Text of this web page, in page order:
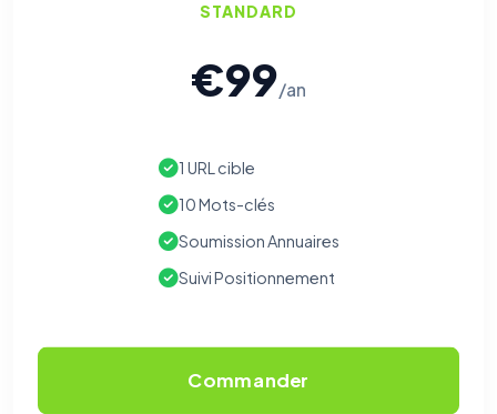
STANDARD
€99/an
1 URL cible
10 Mots-clés
Soumission Annuaires
Suivi Positionnement
Commander